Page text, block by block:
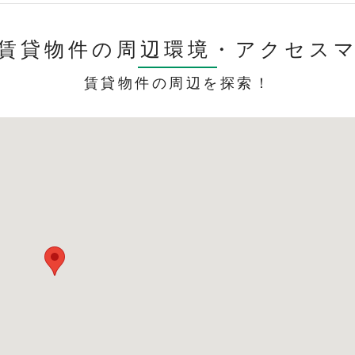
貸物件の周辺環境・ アクセス
賃貸物件の周辺を探索！